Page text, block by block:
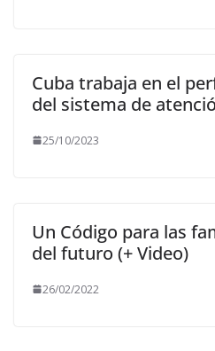
Cuba trabaja en el
del sistema de
25/10/2023
Un Código para las
del futuro (+ Video)
26/02/2022